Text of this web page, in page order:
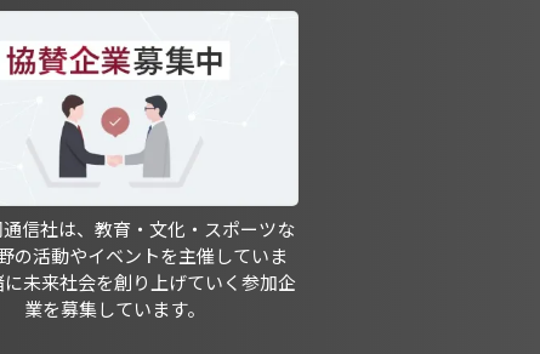
信社は、教育・文化・スポーツな
の活動やイベントを主催していま
に未来社会を創り上げていく参加企
業を募集しています。